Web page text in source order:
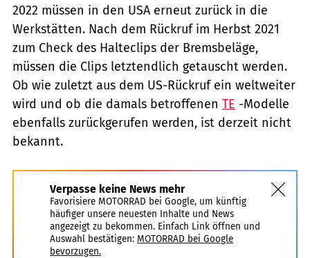
2022 müssen in den USA erneut zurück in die
Werkstätten. Nach dem Rückruf im Herbst 2021
zum Check des Halteclips der Bremsbeläge,
müssen die Clips letztendlich getauscht werden.
Ob wie zuletzt aus dem US-Rückruf ein weltweiter
wird und ob die damals betroffenen TE -Modelle
ebenfalls zurückgerufen werden, ist derzeit nicht
bekannt.
Verpasse keine News mehr
Favorisiere MOTORRAD bei Google, um künftig
häufiger unsere neuesten Inhalte und News
angezeigt zu bekommen. Einfach Link öffnen und
Auswahl bestätigen: MOTORRAD bei Google
bevorzugen.